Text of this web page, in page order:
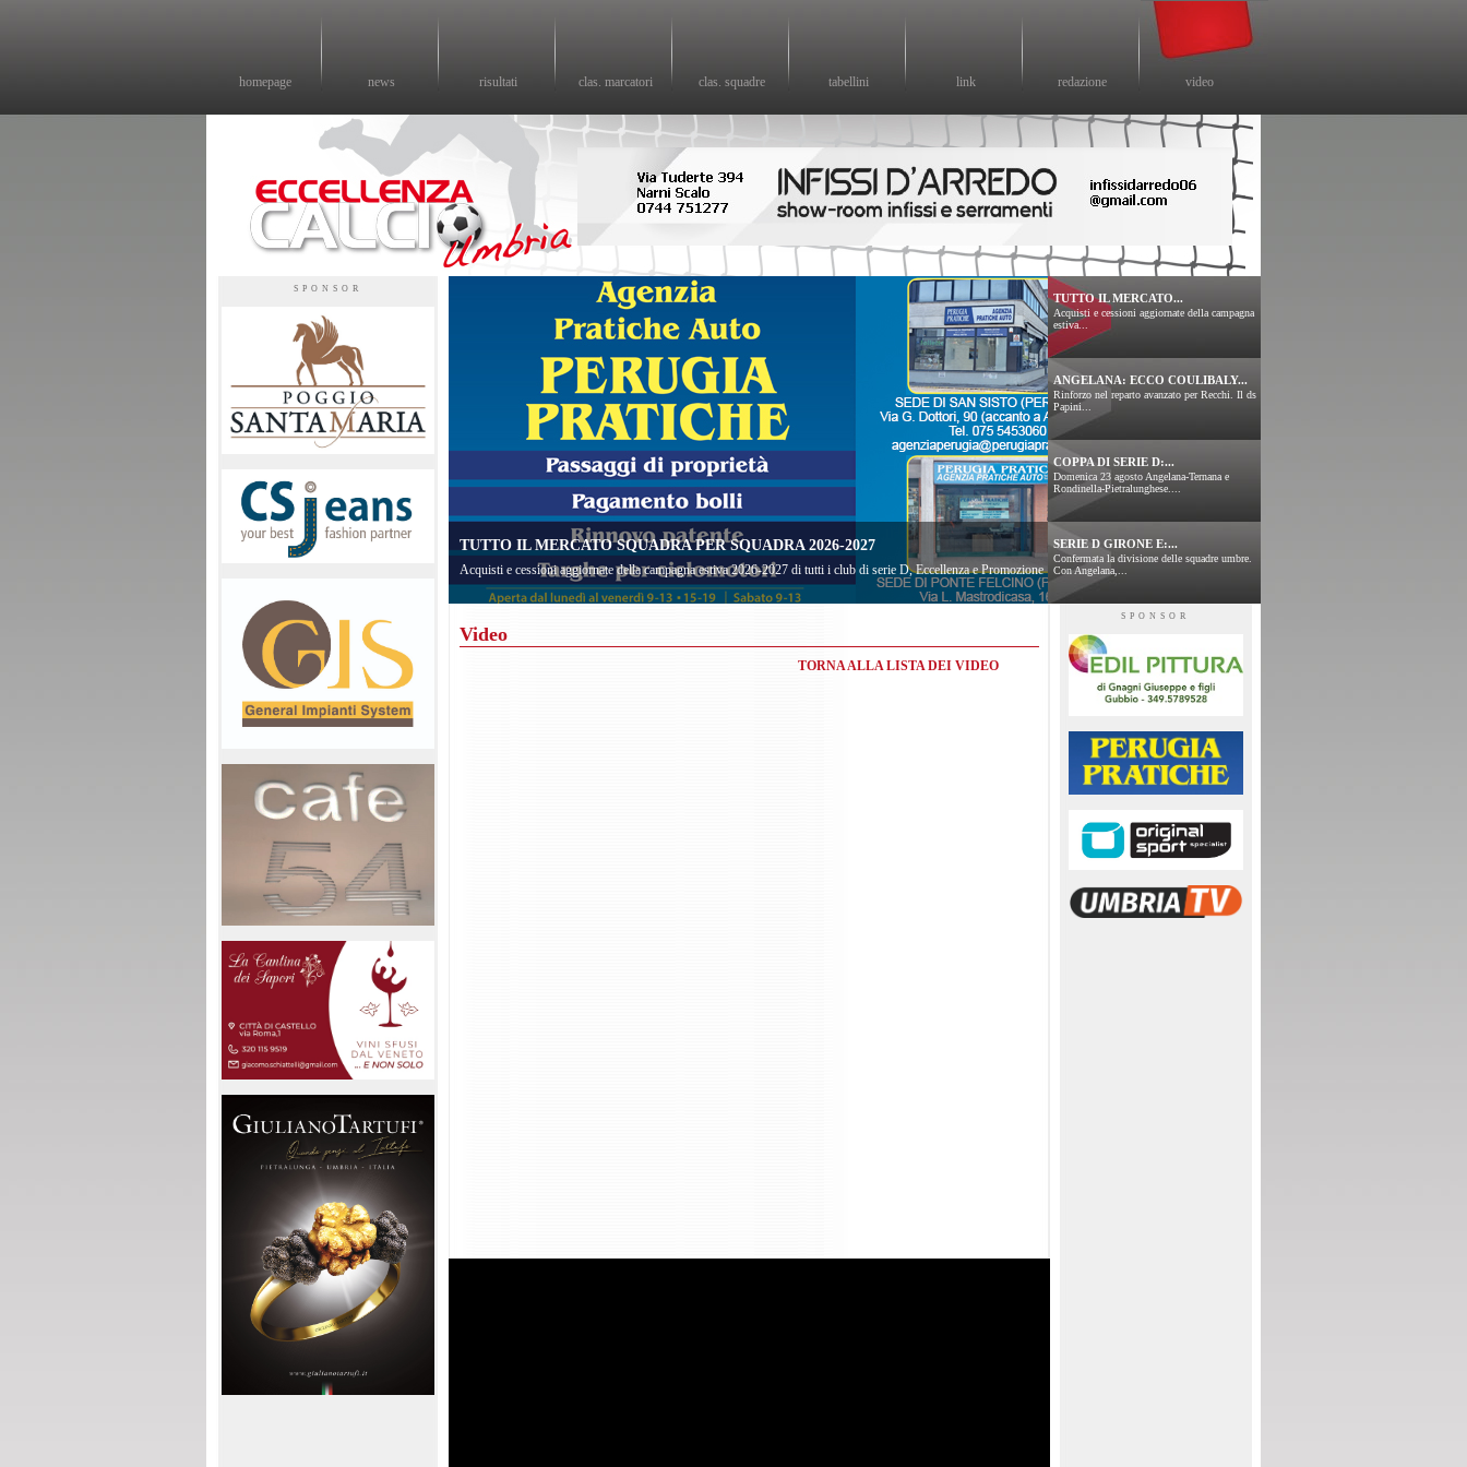
homepage news risultati clas. marcatori clas. squadre tabellini link redazione video
SPONSOR
TUTTO IL MERCATO SQUADRA PER SQUADRA 2026-2027
Acquisti e cessioni aggiornate della campagna estiva 2026-2027 di tutti i club di serie D, Eccellenza e Promozione
TUTTO IL MERCATO...
Acquisti e cessioni aggiornate della campagna
estiva...
ANGELANA: ECCO COULIBALY...
Rinforzo nel reparto avanzato per Recchi. Il ds
Papini...
COPPA DI SERIE D:...
Domenica 23 agosto Angelana-Ternana e
Rondinella-Pietralunghese....
SERIE D GIRONE E:...
Confermata la divisione delle squadre umbre.
Con Angelana,...
Video
TORNA ALLA LISTA DEI VIDEO
SPONSOR